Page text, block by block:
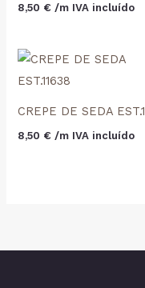
8,50 € /m IVA incluído
CREPE DE SEDA
8,50 € /m IVA incluído